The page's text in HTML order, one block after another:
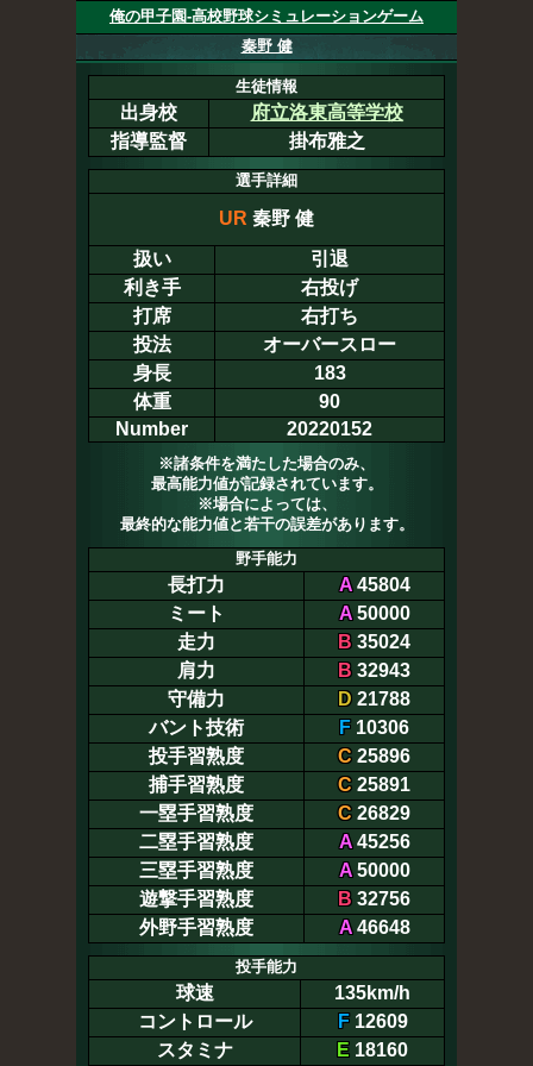
俺の甲子園-高校野球シミュレーションゲーム
秦野 健
生徒情報
出身校
府立洛東高等学校
指導監督
掛布雅之
選手詳細
UR 秦野 健
扱い
引退
利き手
右投げ
打席
右打ち
投法
オーバースロー
身長
183
体重
90
Number
20220152
※諸条件を満たした場合のみ、
最高能力値が記録されています。
※場合によっては、
最終的な能力値と若干の誤差があります。
野手能力
長打力 A45804
ミート
A50000
走力
B 35024
肩力
B 32943
守備力
D 21788
バント技術
F 10306
投手習熟度
C 25896
捕手習熟度
C 25891
一塁手習熟度
C 26829
二塁手習熟度
A45256
三塁手習熟度
A50000
遊撃手習熟度
B 32756
外野手習熟度
A46648
投手能力
球速
135km/h
コントロール
F12609
スタミナ
E 18160